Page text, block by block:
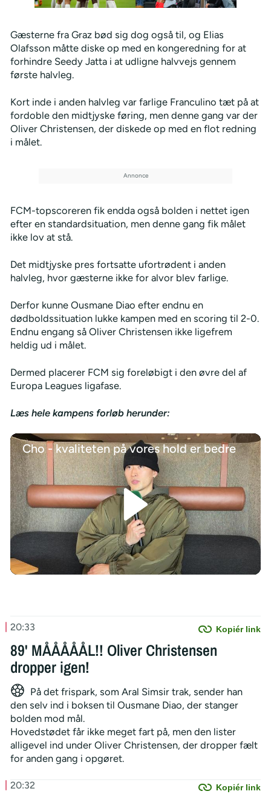
Gæsterne fra Graz bød sig dog også til, og Elias
Olafsson måtte diske op med en kongeredning for at
forhindre Seedy Jatta i at udligne halvvejs gennem
første halvleg.
Kort inde i anden halvleg var farlige Franculino tæt på at
fordoble den midtjyske føring, men denne gang var der
Oliver Christensen, der diskede op med en flot redning
i målet.
FCM-topscoreren fik endda også bolden i nettet igen
efter en standardsituation, men denne gang fik målet
ikke lov at stå.
Det midtjyske pres fortsatte ufortrødent i anden
halvleg, hvor gæsterne ikke for alvor blev farlige.
Derfor kunne Ousmane Diao efter endnu en
dødboldssituation lukke kampen med en scoring til 2-0.
Endnu engang så Oliver Christensen ikke ligefrem
heldig ud i målet.
Dermed placerer FCM sig foreløbigt i den øvre del af
Europa Leagues ligafase.
Læs hele kampens forløb herunder:
Cho - kvaliteten på vores hold er bedre
/
20:33 Kopiér link
89' MÅÅÅÅÅL!! Oliver Christensen
dropper igen!
På det frispark, som Aral Simsir trak, sender han
den selv ind i boksen til Ousmane Diao, der stanger
bolden mod mål.
Hovedstødet får ikke meget fart på, men den lister
alligevel ind under Oliver Christensen, der dropper fælt
for anden gang i opgøret.
20:32 Kopiér link